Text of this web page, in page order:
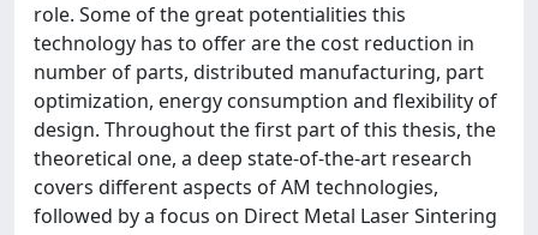
role. Some of the great potentialities this
technology has to offer are the cost reduction in
number of parts, distributed manufacturing, part
optimization, energy consumption and flexibility of
design. Throughout the first part of this thesis, the
theoretical one, a deep state-of-the-art research
covers different aspects of AM technologies,
followed by a focus on Direct Metal Laser Sintering